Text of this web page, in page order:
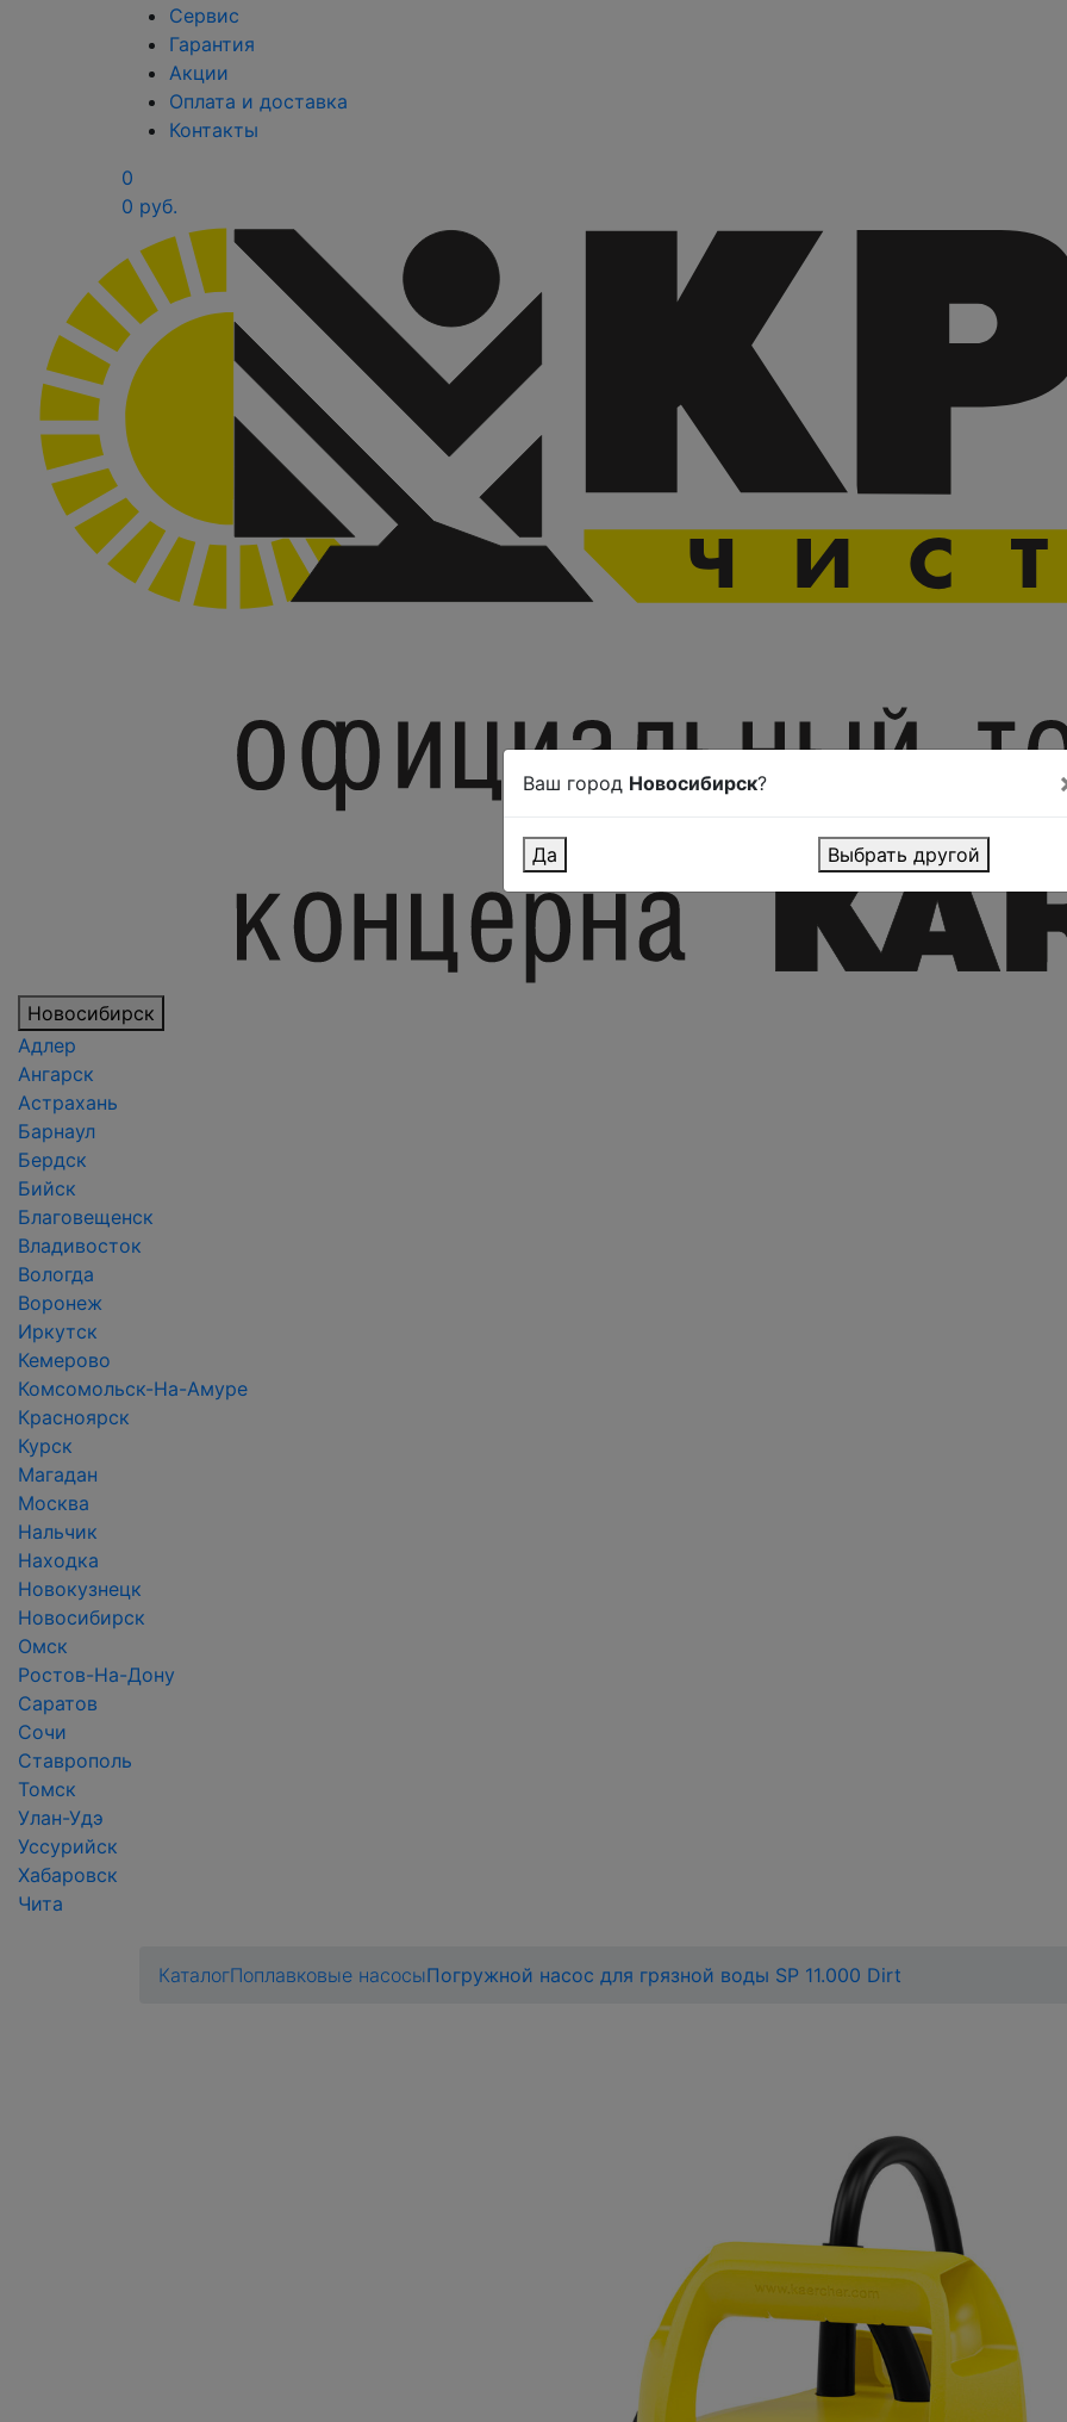
Сервис
Гарантия
Акции
Оплата и доставка
Контакты
0
0 руб.
Новосибирск
Адлер
Ангарск
Астрахань
Барнаул
Бердск
Бийск
Благовещенск
Владивосток
Вологда
Воронеж
Иркутск
Кемерово
Комсомольск-На-Амуре
Красноярск
Курск
Магадан
Москва
Нальчик
Находка
Новокузнецк
Новосибирск
Омск
Ростов-На-Дону
Саратов
Сочи
Ставрополь
Томск
Улан-Удэ
Уссурийск
Хабаровск
Чита
КаталогПоплавковые насосыПогружной насос для грязной воды SP 11.000 Dirt
Ваш город Новосибирск?
Да Выбрать другой